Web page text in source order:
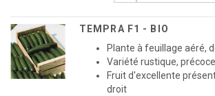
TEMPRA F1 - BIO
Plante à feuillage aéré,
Variété rustique,
Fruit d'excellente
droit